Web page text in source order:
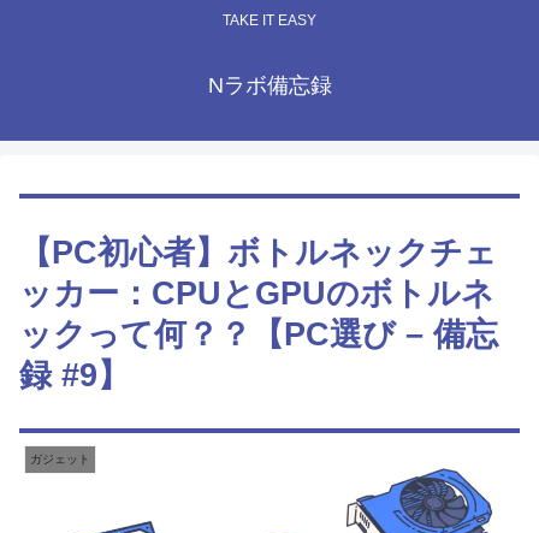
TAKE IT EASY
Nラボ備忘録
【PC初心者】ボトルネックチェ
ッカー：CPUとGPUのボトルネ
ックって何？？【PC選び – 備忘
録 #9】
ガジェット